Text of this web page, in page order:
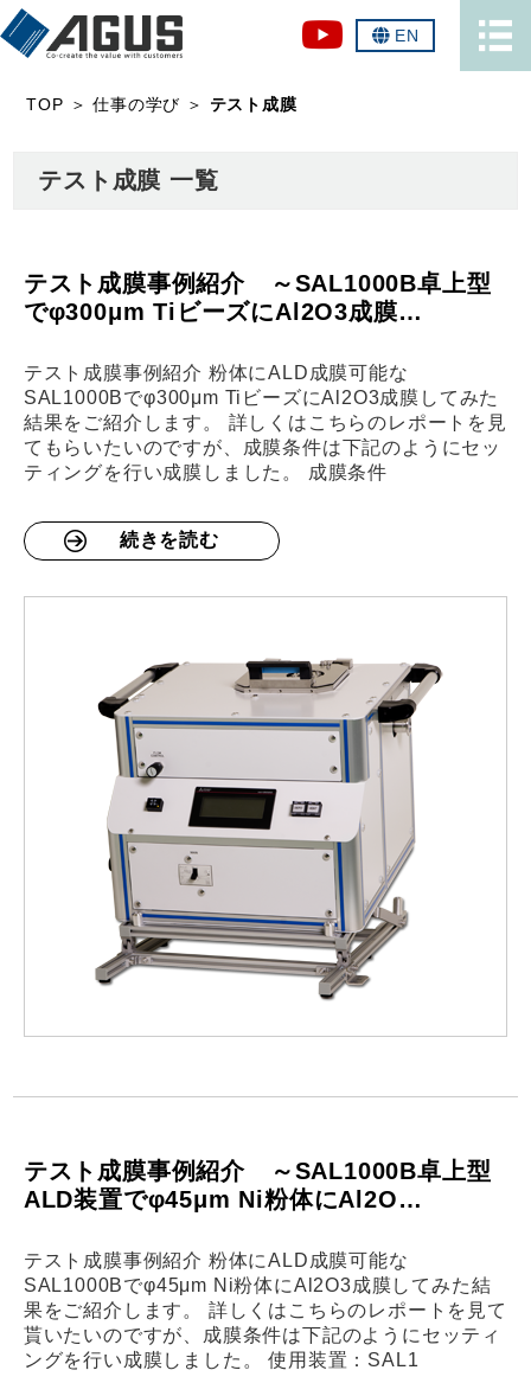
EN
TOP ＞仕事の学び ＞ テスト成膜
テスト成膜 一覧
テスト成膜事例紹介 ～SAL1000B卓上型
でφ300μm TiビーズにAl2O3成膜…
テスト成膜事例紹介 粉体にALD成膜可能な
SAL1000Bでφ300μm TiビーズにAl2O3成膜してみた
結果をご紹介します。 詳しくはこちらのレポートを見
てもらいたいのですが、成膜条件は下記のようにセッ
ティングを行い成膜しました。 成膜条件
続きを読む
テスト成膜事例紹介 ～SAL1000B卓上型
ALD装置でφ45μm Ni粉体にAl2O…
テスト成膜事例紹介 粉体にALD成膜可能な
SAL1000Bでφ45μm Ni粉体にAl2O3成膜してみた結
果をご紹介します。 詳しくはこちらのレポートを見て
貰いたいのですが、成膜条件は下記のようにセッティ
ングを行い成膜しました。 使用装置：SAL1